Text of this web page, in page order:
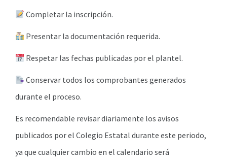
Completar la inscripción.
Presentar la documentación requerida.
Respetar las fechas publicadas por el plantel.
Conservar todos los comprobantes generados
durante el proceso.
Es recomendable revisar diariamente los avisos
publicados por el Colegio Estatal durante este periodo,
ya que cualquier cambio en el calendario será